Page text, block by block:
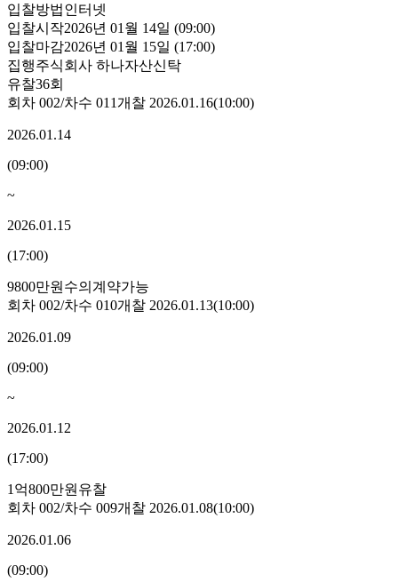
입찰방법인터넷
입찰시작2026년 01월 14일 (09:00)
입찰마감2026년 01월 15일 (17:00)
집행주식회사 하나자산신탁
유찰36회
회차 002/차수 011개찰 2026.01.16(10:00)
2026.01.14
(09:00)
~
2026.01.15
(17:00)
9800만원 수의계약가능
회차 002/차수 010개찰 2026.01.13(10:00)
2026.01.09
(09:00)
~
2026.01.12
(17:00)
1억800만원 유찰
회차 002/차수 009개찰 2026.01.08(10:00)
2026.01.06
(09:00)